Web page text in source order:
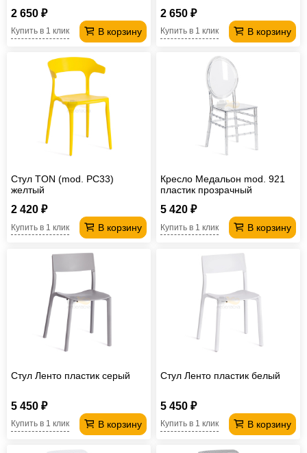
2 650 ₽
В корзину
Купить в 1 клик
2 650 ₽
В корзину
Купить в 1 клик
Стул TON (mod. PC33)
желтый
2 420 ₽
В корзину
Купить в 1 клик
Кресло Медальон mod. 921
пластик прозрачный
5 420 ₽
В корзину
Купить в 1 клик
Стул Ленто пластик серый
5 450 ₽
В корзину
Купить в 1 клик
Стул Ленто пластик белый
5 450 ₽
В корзину
Купить в 1 клик